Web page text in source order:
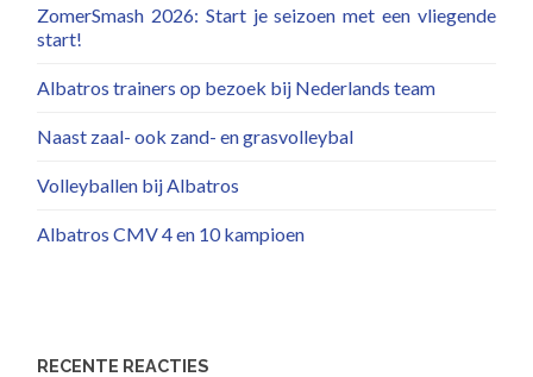
ZomerSmash 2026: Start je seizoen met een vliegende
start!
Albatros trainers op bezoek bij Nederlands team
Naast zaal- ook zand- en grasvolleybal
Volleyballen bij Albatros
Albatros CMV 4 en 10 kampioen
RECENTE REACTIES